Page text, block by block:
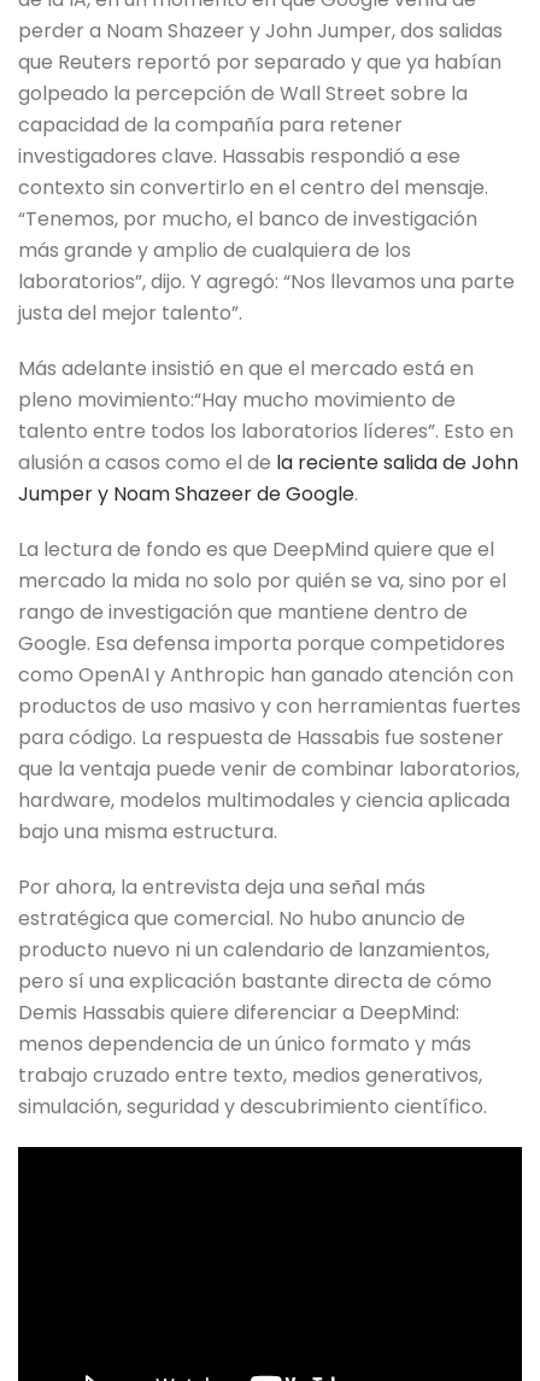
perder a Noam Shazeer y John Jumper, dos salidas
que Reuters reportó por separado y que ya habían
golpeado la percepción de Wall Street sobre la
capacidad de la compañía para retener
investigadores clave. Hassabis respondió a ese
contexto sin convertirlo en el centro del mensaje.
“Tenemos, por mucho, el banco de investigación
más grande y amplio de cualquiera de los
laboratorios”, dijo. Y agregó: “Nos llevamos una parte
justa del mejor talento”.
Más adelante insistió en que el mercado está en
pleno movimiento:“Hay mucho movimiento de
talento entre todos los laboratorios líderes”. Esto en
alusión a casos como el de la reciente salida de John
Jumper y Noam Shazeer de Google.
La lectura de fondo es que DeepMind quiere que el
mercado la mida no solo por quién se va, sino por el
rango de investigación que mantiene dentro de
Google. Esa defensa importa porque competidores
como OpenAI y Anthropic han ganado atención con
productos de uso masivo y con herramientas fuertes
para código. La respuesta de Hassabis fue sostener
que la ventaja puede venir de combinar laboratorios,
hardware, modelos multimodales y ciencia aplicada
bajo una misma estructura.
Por ahora, la entrevista deja una señal más
estratégica que comercial. No hubo anuncio de
producto nuevo ni un calendario de lanzamientos,
pero sí una explicación bastante directa de cómo
Demis Hassabis quiere diferenciar a DeepMind:
menos dependencia de un único formato y más
trabajo cruzado entre texto, medios generativos,
simulación, seguridad y descubrimiento científico.